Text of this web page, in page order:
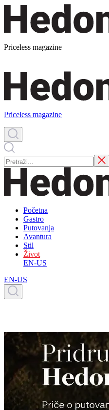
Priceless magazine
Priceless magazine
Početna
Gastro
Putovanja
Avantura
Stil
Život
EN-US
EN-US